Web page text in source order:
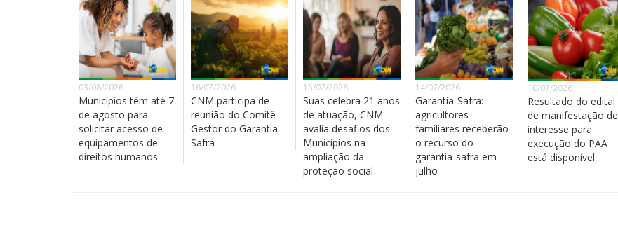
03/08/2026
Municípios têm até 7
de agosto para
solicitar acesso de
equipamentos de
direitos humanos
16/07/2026
CNM participa de
reunião do Comitê
Gestor do Garantia-
Safra
15/07/2026
Suas celebra 21 anos
de atuação, CNM
avalia desafios dos
Municípios na
ampliação da
proteção social
14/07/2026
Garantia-Safra:
agricultores
familiares receberão
o recurso do
garantia-safra em
julho
10/07/2026
Resultado do edital
de manifestação de
interesse para
execução do PAA
está disponível